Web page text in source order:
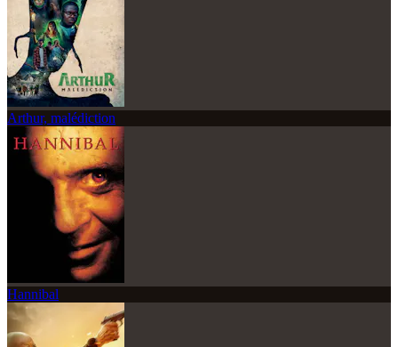
Arthur, malédiction
Hannibal